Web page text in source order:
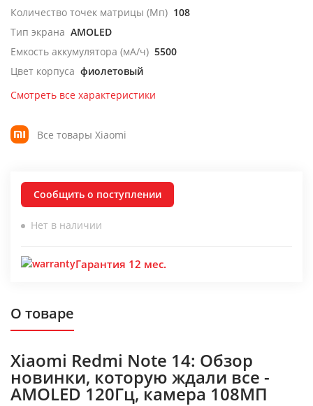
Количество точек матрицы (Мп) 108
Тип экрана AMOLED
Емкость аккумулятора (мА/ч) 5500
Цвет корпуса фиолетовый
Смотреть все характеристики
Все товары Xiaomi
Сообщить о поступлении
Нет в наличии
Гарантия 12 мес.
О товаре
Xiaomi Redmi Note 14: Обзор
новинки, которую ждали все -
AMOLED 120Гц, камера 108МП